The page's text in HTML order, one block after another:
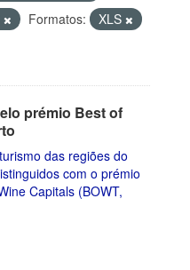
Formatos:
XLS
prémio Best of
das regiões do
com o prémio
Capitals (BOWT,